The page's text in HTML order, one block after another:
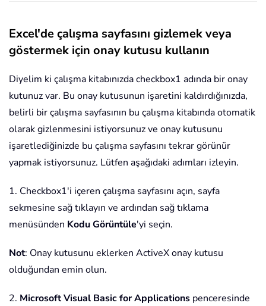
Excel'de çalışma sayfasını gizlemek veya
göstermek için onay kutusu kullanın
Diyelim ki çalışma kitabınızda checkbox1 adında bir onay
kutunuz var. Bu onay kutusunun işaretini kaldırdığınızda,
belirli bir çalışma sayfasının bu çalışma kitabında otomatik
olarak gizlenmesini istiyorsunuz ve onay kutusunu
işaretlediğinizde bu çalışma sayfasını tekrar görünür
yapmak istiyorsunuz. Lütfen aşağıdaki adımları izleyin.
1. Checkbox1'i içeren çalışma sayfasını açın, sayfa
sekmesine sağ tıklayın ve ardından sağ tıklama
menüsünden Kodu Görüntüle'yi seçin.
Not: Onay kutusunu eklerken ActiveX onay kutusu
olduğundan emin olun.
2. Microsoft Visual Basic for Applications penceresinde